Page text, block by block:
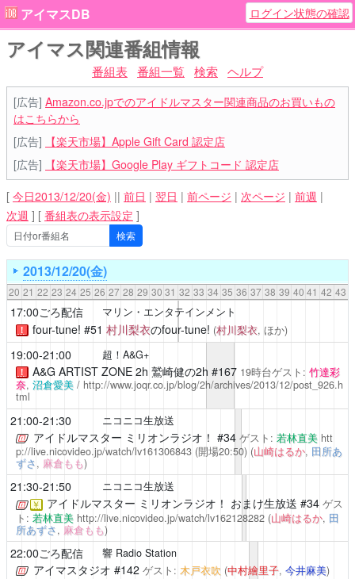
アイマスDB ログイン状態の確認
アイマス関連番組情報
番組表 番組一覧 検索 ヘルプ
[広告] Amazon.co.jpでのアイドルマスター関連商品のお買いもの
はこちらから
[広告]
【楽天市場】Apple Gift Card 認定店
[広告]
【楽天市場】Google Play ギフトコード 認定店
[ 今日2013/12/20(金) || 前日 | 翌日 | 前ページ | 次ページ | 前週 |
次週 ] [ 番組表の表示設定 ]
2013/12/20(金)
20 21 22 23 24 25 26 27 28 29 30 31 32 33 34 35 36 37 38 39 40 41 42 43
17:00ごろ配信 マリン・エンタテインメント
！ four-tune! #51 村川梨衣のfour-tune! (村川梨衣, ほか)
19:00-21:00 超！A&G+
！ A&G ARTIST ZONE 2h 鷲崎健の2h #167 19時台ゲスト: 竹達彩
奈, 沼倉愛美/ http://www.joqr.co.jp/blog/2h/archives/2013/12/post_926.h
tml
21:00-21:30 ニコニコ生放送
アイドルマスター ミリオンラジオ！ #34 ゲスト: 若林直美 htt
p://live.nicovideo.jp/watch/lv161306843(開場20:50) (山崎はるか, 田所あ
ずさ, 麻倉もも)
21:30-21:50 ニコニコ生放送
￥ アイドルマスター ミリオンラジオ！ おまけ生放送 #34 ゲス
ト: 若林直美 http://live.nicovideo.jp/watch/lv162128282 (山崎はるか, 田
所あずさ, 麻倉もも)
22:00ごろ配信 響 Radio Station
アイマスタジオ #142 ゲスト: 木戸衣吹 (中村繪里子, 今井麻美)